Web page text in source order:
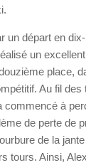
un départ en
un
place,
Au fil des
commencé à
de perte de
de la
tours. Ainsi,